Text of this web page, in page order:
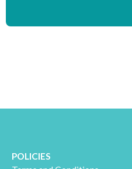
POLICIES